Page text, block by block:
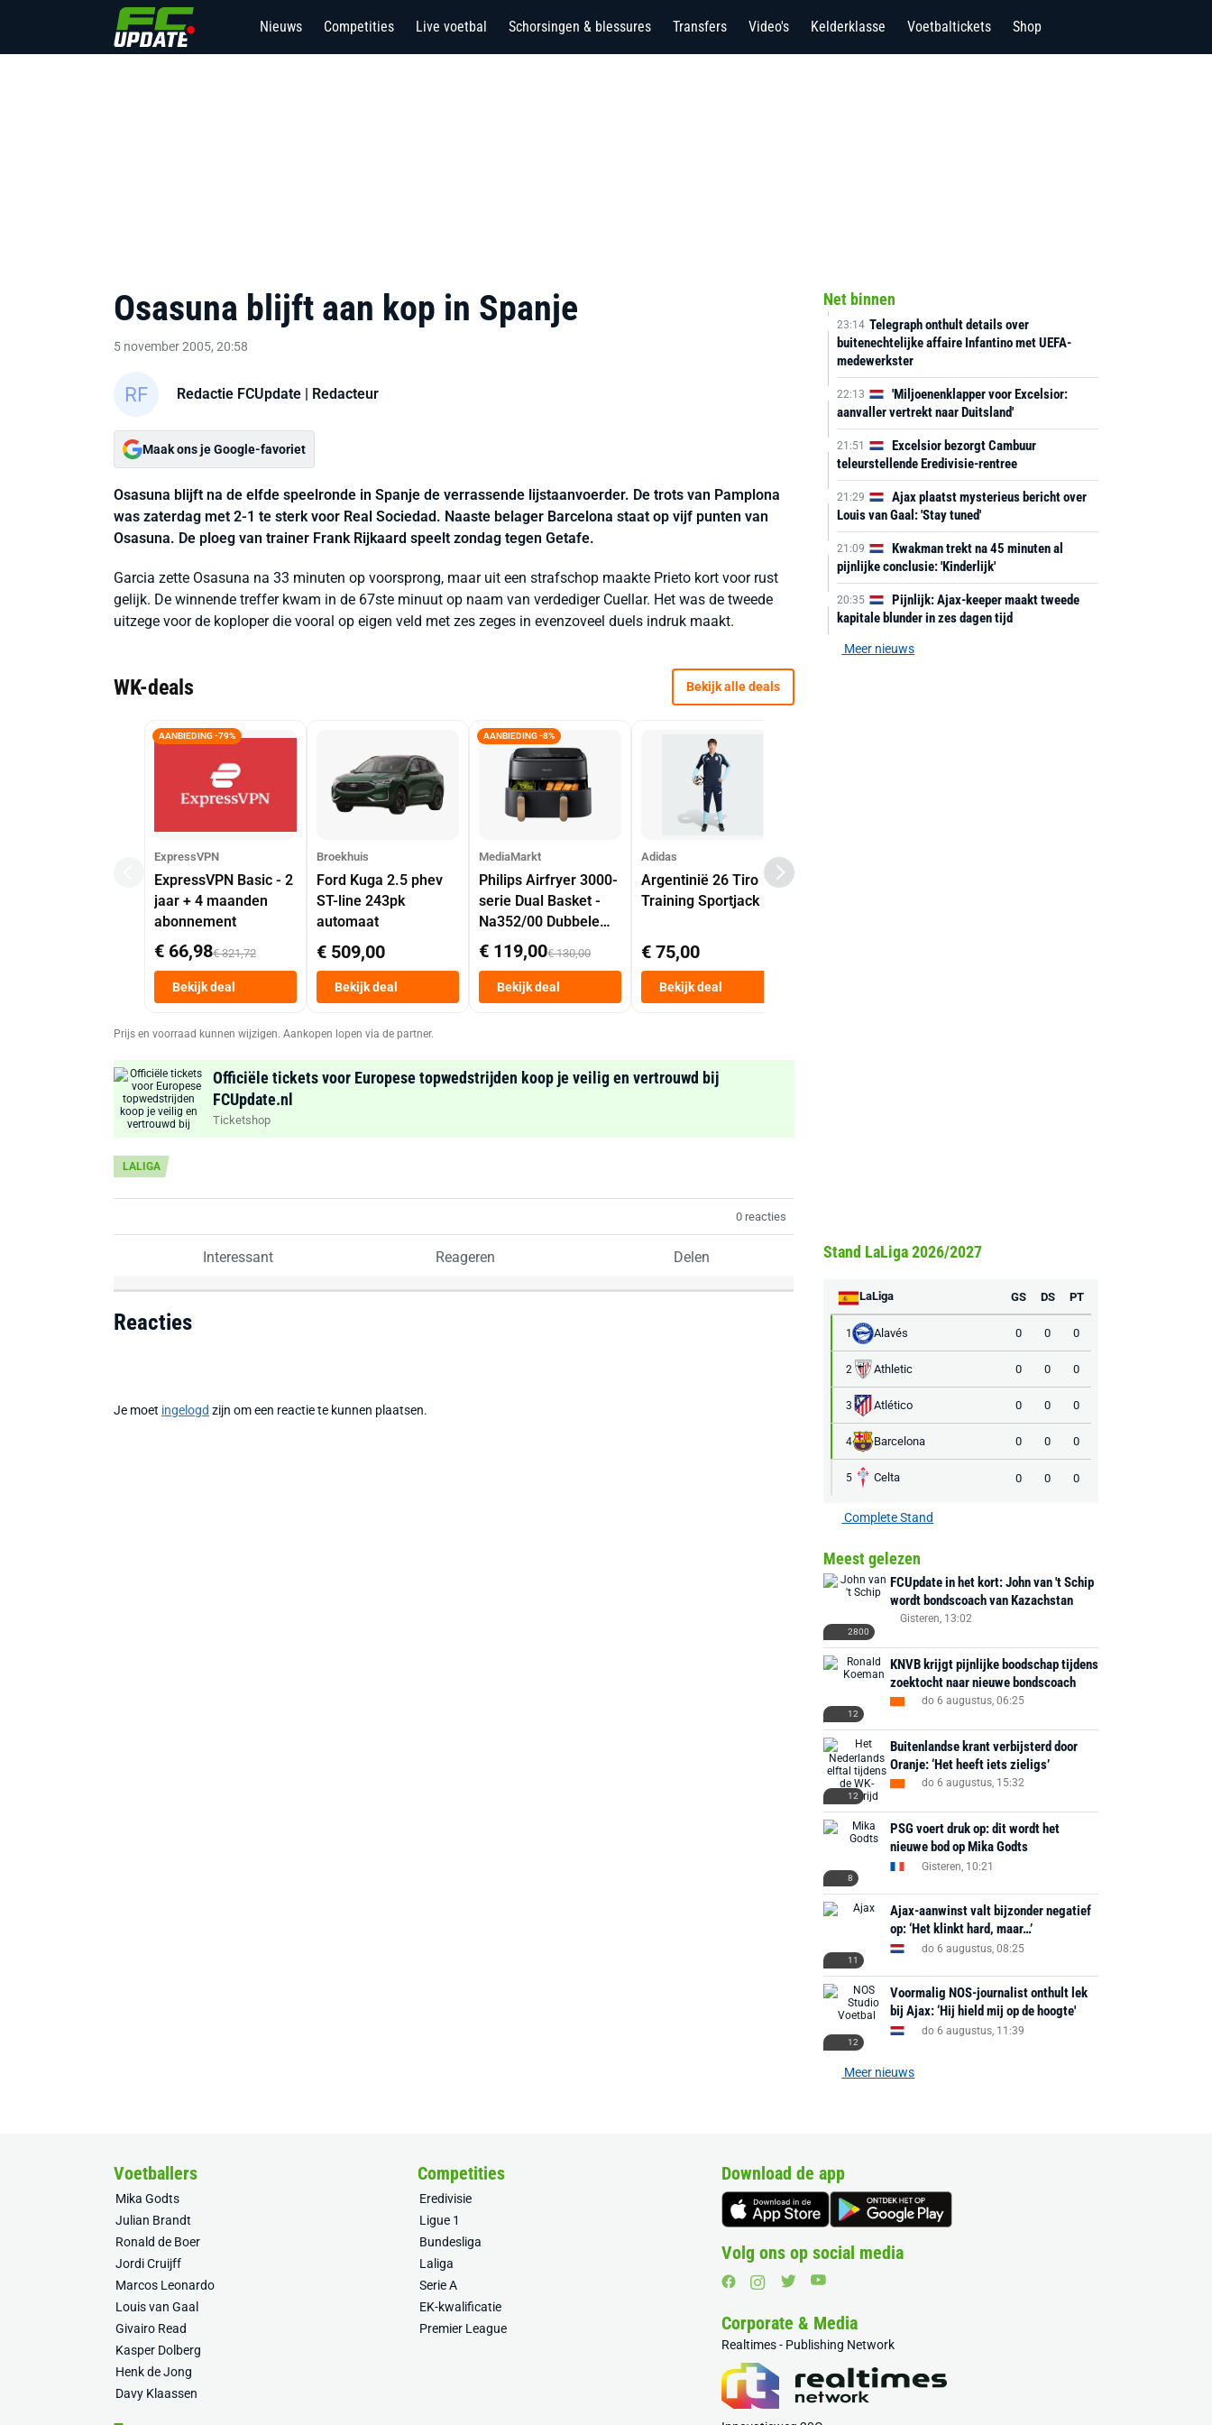
Nieuws Competities Live voetbal Schorsingen & blessures Transfers Video's Kelderklasse Voetbaltickets Shop
Osasuna blijft aan kop in Spanje
5 november 2005, 20:58
Redactie FCUpdate | Redacteur
Maak ons je Google-favoriet
Osasuna blijft na de elfde speelronde in Spanje de verrassende lijstaanvoerder. De trots van Pamplona
was zaterdag met 2-1 te sterk voor Real Sociedad. Naaste belager Barcelona staat op vijf punten van
Osasuna. De ploeg van trainer Frank Rijkaard speelt zondag tegen Getafe.
Garcia zette Osasuna na 33 minuten op voorsprong, maar uit een strafschop maakte Prieto kort voor rust
gelijk. De winnende treffer kwam in de 67ste minuut op naam van verdediger Cuellar. Het was de tweede
uitzege voor de koploper die vooral op eigen veld met zes zeges in evenzoveel duels indruk maakt.
WK-deals Bekijk alle deals
AANBIEDING -79%
ExpressVPN
ExpressVPN Basic - 2
jaar + 4 maanden
abonnement
€ 66,98€ 321,72
Bekijk deal
Broekhuis
Ford Kuga 2.5 phev
ST-line 243pk
automaat
€ 509,00
Bekijk deal
AANBIEDING -8%
MediaMarkt
Philips Airfryer 3000-
serie Dual Basket -
Na352/00 Dubbele
Mand 9 L Tot 6
Personen
Heteluchtfriteuse
Zwart
€ 119,00€ 130,00
Bekijk deal
Adidas
Argentinië 26 Tiro
Training Sportjack
€ 75,00
Bekijk deal
Prijs en voorraad kunnen wijzigen. Aankopen lopen via de partner.
Officiële tickets voor Europese topwedstrijden koop je veilig en vertrouwd bij
FCUpdate.nl
Ticketshop
LALIGA
0 reacties
Interessant Reageren Delen
Reacties
Je moet ingelogd zijn om een reactie te kunnen plaatsen.
Net binnen
23:14 Telegraph onthult details over
buitenechtelijke affaire Infantino met UEFA-
medewerkster
22:13
'Miljoenenklapper voor Excelsior:
aanvaller vertrekt naar Duitsland'
21:51
Excelsior bezorgt Cambuur
teleurstellende Eredivisie-rentree
21:29
Ajax plaatst mysterieus bericht over
Louis van Gaal: 'Stay tuned'
21:09
Kwakman trekt na 45 minuten al
pijnlijke conclusie: 'Kinderlijk'
20:35
Pijnlijk: Ajax-keeper maakt tweede
kapitale blunder in zes dagen tijd
Meer nieuws
Stand LaLiga 2026/2027
LaLiga GS DS PT
1 Alavés 0 0 0
2 Athletic 0 0 0
3 Atlético 0 0 0
4 Barcelona 0 0 0
5 Celta 0 0 0
Complete Stand
Meest gelezen
2800
FCUpdate in het kort: John van 't Schip
wordt bondscoach van Kazachstan
Gisteren, 13:02
12
KNVB krijgt pijnlijke boodschap tijdens
zoektocht naar nieuwe bondscoach
do 6 augustus, 06:25
12
Buitenlandse krant verbijsterd door
Oranje: ‘Het heeft iets zieligs’
do 6 augustus, 15:32
8
PSG voert druk op: dit wordt het
nieuwe bod op Mika Godts
Gisteren, 10:21
11
Ajax-aanwinst valt bijzonder negatief
op: ‘Het klinkt hard, maar…’
do 6 augustus, 08:25
12
Voormalig NOS-journalist onthult lek
bij Ajax: ‘Hij hield mij op de hoogte'
do 6 augustus, 11:39
Meer nieuws
Voetballers
Mika Godts
Julian Brandt
Ronald de Boer
Jordi Cruijff
Marcos Leonardo
Louis van Gaal
Givairo Read
Kasper Dolberg
Henk de Jong
Davy Klaassen
Competities
Eredivisie
Ligue 1
Bundesliga
Laliga
Serie A
EK-kwalificatie
Premier League
Download de app
Volg ons op social media
Corporate & Media
Realtimes - Publishing Network